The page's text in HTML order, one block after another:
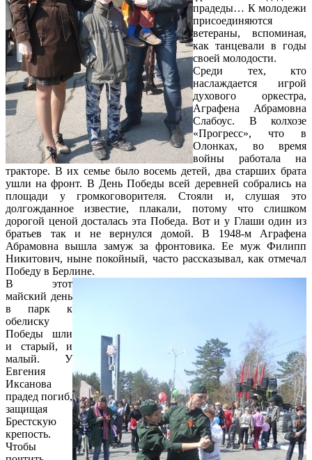
прадеды… К молодежи
присоединяются
ветераны, вспоминая,
как танцевали в годы
своей молодости.
Среди тех, кто
наслаждается игрой
духового оркестра,
Аграфена Абрамовна
Слабоус. В колхозе
«Прогресс», что в
Олонках, во время
войны работала на
тракторе. В их семье было восемь детей, два старших брата
ушли на фронт. В День Победы всей деревней собрались на
площади у громкоговорителя. Стояли и, слушая это
долгожданное известие, плакали, потому что слишком
дорогой ценой досталась эта Победа. Вот и у Глаши один из
братьев так и не вернулся домой. В 1948-м Аграфена
Абрамовна вышла замуж за фронтовика. Ее муж Филипп
Никитович, ныне покойный, часто рассказывал, как отмечал
Победу в Берлине.
В этот
майский день
в парк к
обелиску
Победы шли
и старый, и
малый. У
Евгения
Иксанова
прадед погиб,
защищая
Брестскую
крепость.
Чтобы